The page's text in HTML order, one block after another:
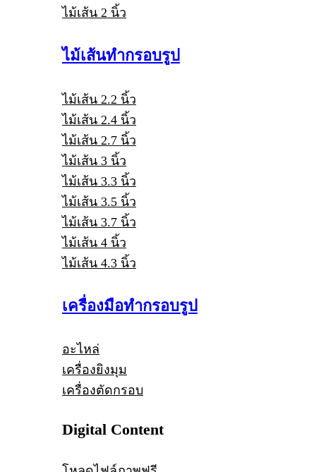
ไม้เส้น 2 นิ้ว
ไม้เส้นทำกรอบรูป
ไม้เส้น 2.2 นิ้ว
ไม้เส้น 2.4 นิ้ว
ไม้เส้น 2.7 นิ้ว
ไม้เส้น 3 นิ้ว
ไม้เส้น 3.3 นิ้ว
ไม้เส้น 3.5 นิ้ว
ไม้เส้น 3.7 นิ้ว
ไม้เส้น 4 นิ้ว
ไม้เส้น 4.3 นิ้ว
เครื่องมือทำกรอบรูป
อะไหล่
เครื่องยิงมุม
เครื่องตัดกรอบ
Digital Content